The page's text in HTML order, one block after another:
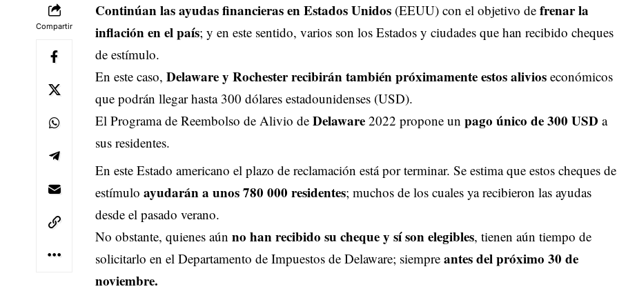
Compartir
Continúan las ayudas financieras en Estados Unidos(EEUU) con el objetivo de frenar la
inflación en el país; y en este sentido, varios son los Estados y ciudades que han recibido cheques
de estímulo.
En este caso, Delaware y Rochester recibirán también próximamente estos alivioseconómicos
que podrán llegar hasta 300 dólares estadounidenses (USD).
El Programa de Reembolso de Alivio de Delaware2022 propone un pago único de 300 USD a
sus residentes.
En este Estado americano el plazo de reclamación está por terminar. Se estima que estos cheques de
estímulo ayudarán a unos 780 000 residentes; muchos de los cuales ya recibieron las ayudas
desde el pasado verano.
No obstante, quienes aún no han recibido su cheque y sí son elegibles, tienen aún tiempo de
solicitarlo en el Departamento de Impuestos de Delaware; siempre antes del próximo 30 de
noviembre.